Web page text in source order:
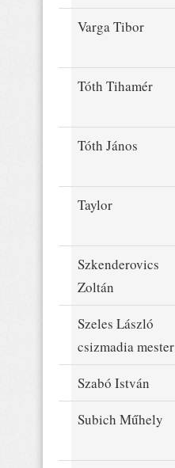
Varga Tibor
Tóth Tihamér
Tóth János
Taylor
Szkenderovics
Zoltán
Szeles László
csizmadia mester
Szabó István
Subich Műhely